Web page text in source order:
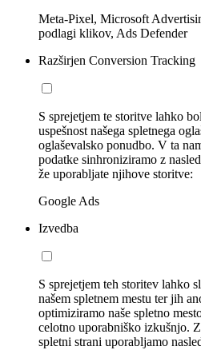
Meta-Pixel, Microsoft
podlagi klikov, Ads Defender
Razširjen Conversion Tracking
S sprejetjem te storitve lahko
uspešnost našega spletnega
oglaševalsko ponudbo. V ta
podatke sinhroniziramo z
že uporabljate njihove storitve:
Google Ads
Izvedba
S sprejetjem teh storitev lahko
našem spletnem mestu ter jih
optimiziramo naše spletno
celotno uporabniško izkušnjo.
spletni strani uporabljamo